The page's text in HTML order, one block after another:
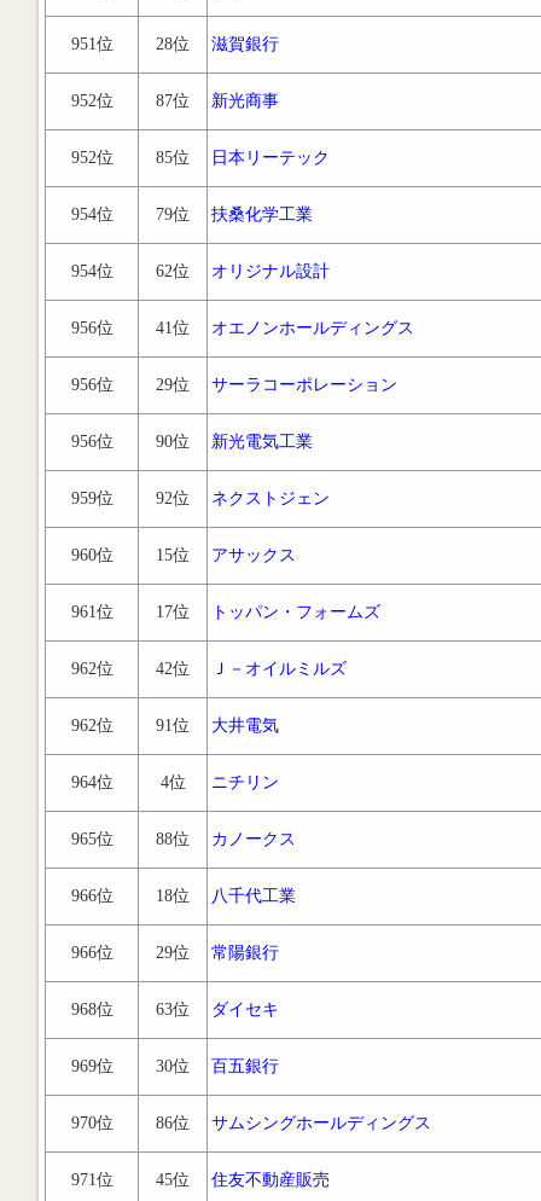
951位 28位 滋賀銀行
952位 87位 新光商事
952位 85位 日本リーテック
954位 79位 扶桑化学工業
954位 62位 オリジナル設計
956位 41位 オエノンホールディングス
956位 29位 サーラコーポレーション
956位 90位 新光電気工業
959位 92位 ネクストジェン
960位 15位 アサックス
961位 17位 トッパン・フォームズ
962位 42位 Ｊ－オイルミルズ
962位 91位 大井電気
964位 4位 ニチリン
965位 88位 カノークス
966位 18位 八千代工業
966位 29位 常陽銀行
968位 63位 ダイセキ
969位 30位 百五銀行
970位 86位 サムシングホールディングス
971位 45位 住友不動産販売